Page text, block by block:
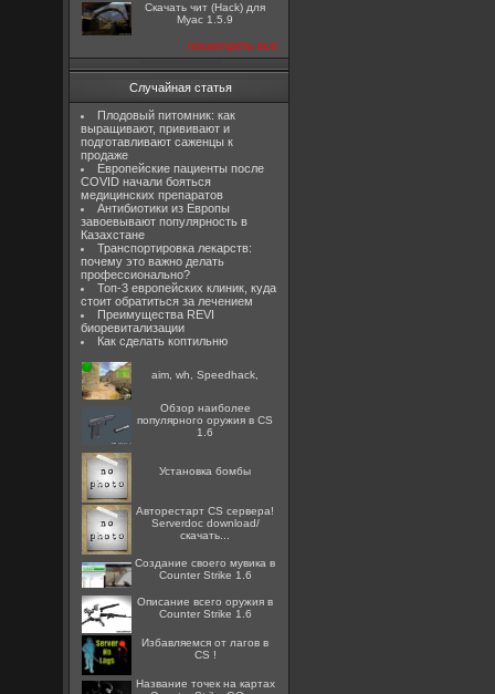
Скачать чит (Hack) для
Myac 1.5.9
посмотреть все
Случайная статья
Плодовый питомник: как
выращивают, прививают и
подготавливают саженцы к
продаже
Европейские пациенты после
COVID начали бояться
медицинских препаратов
Антибиотики из Европы
завоевывают популярность в
Казахстане
Транспортировка лекарств:
почему это важно делать
профессионально?
Топ-3 европейских клиник, куда
стоит обратиться за лечением
Преимущества REVI
биоревитализации
Как сделать коптильню
aim, wh, Speedhack,
Обзор наиболее
популярного оружия в CS
1.6
Установка бомбы
Авторестарт CS сервера!
Serverdoc download/
скачать...
Создание своего мувика в
Counter Strike 1.6
Описание всего оружия в
Counter Strike 1.6
Избавляемся от лагов в
CS !
Название точек на картах